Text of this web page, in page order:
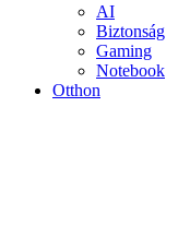
AI
Biztonság
Gaming
Notebook
Otthon